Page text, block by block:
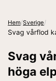
Hem/Sverige/
Svag vårflod
Svag
höga